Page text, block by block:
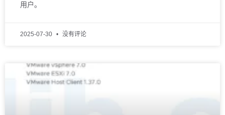
用户。
2025-07-30 没有评论